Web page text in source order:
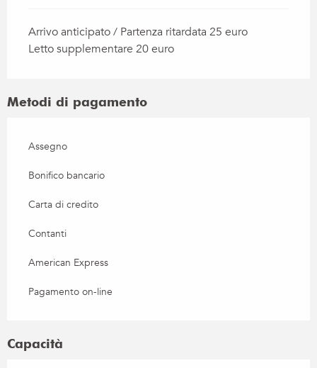
Arrivo anticipato / Partenza ritardata 25 euro
Letto supplementare 20 euro
Metodi di pagamento
Assegno
Bonifico bancario
Carta di credito
Contanti
American Express
Pagamento on-line
Capacità